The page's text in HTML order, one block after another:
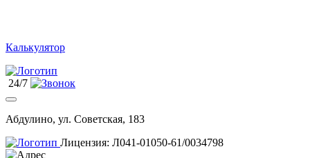
Калькулятор
24/7
Абдулино, ул. Советская, 183
Лицензия: Л041-01050-61/0034798